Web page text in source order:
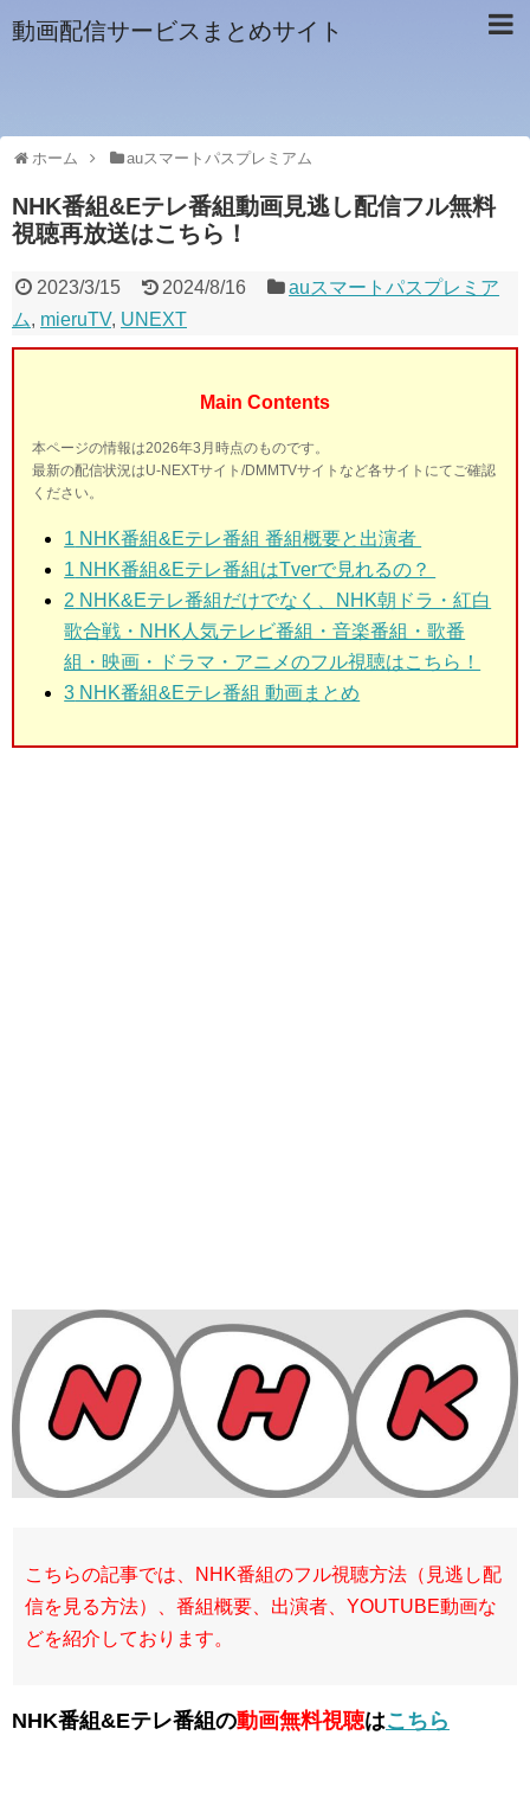
動画配信サービスまとめサイト
ホーム auスマートパスプレミアム
NHK番組&Eテレ番組動画見逃し配信フル無料
視聴再放送はこちら！
2023/3/15 2024/8/16
auスマートパスプレミア
ム, mieruTV, UNEXT
Main Contents
本ページの情報は2026年3月時点のものです。
最新の配信状況はU-NEXTサイト/DMMTVサイトなど各サイトにてご確認
ください。
1 NHK番組&Eテレ番組 番組概要と出演者
1 NHK番組&Eテレ番組はTverで見れるの？
2 NHK&Eテレ番組だけでなく、NHK朝ドラ・紅白
歌合戦・NHK人気テレビ番組・音楽番組・歌番
組・映画・ドラマ・アニメのフル視聴はこちら！
3 NHK番組&Eテレ番組 動画まとめ
こちらの記事では、NHK番組のフル視聴方法（見逃し配
信を見る方法）、番組概要、出演者、YOUTUBE動画な
どを紹介しております。
NHK番組&Eテレ番組の動画無料視聴はこちら